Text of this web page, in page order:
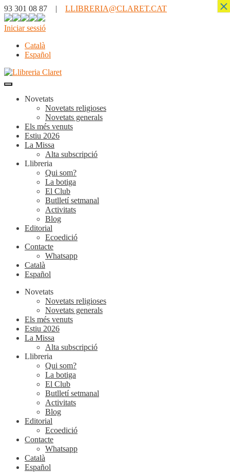
93 301 08 87 | LLIBRERIA@CLARET.CAT
Iniciar sessió
Català
Español
Novetats
Novetats religioses
Novetats generals
Els més venuts
Estiu 2026
La Missa
Alta subscripció
Llibreria
Qui som?
La botiga
El Club
Butlletí setmanal
Activitats
Blog
Editorial
Ecoedició
Contacte
Whatsapp
Català
Español
Novetats
Novetats religioses
Novetats generals
Els més venuts
Estiu 2026
La Missa
Alta subscripció
Llibreria
Qui som?
La botiga
El Club
Butlletí setmanal
Activitats
Blog
Editorial
Ecoedició
Contacte
Whatsapp
Català
Español
×